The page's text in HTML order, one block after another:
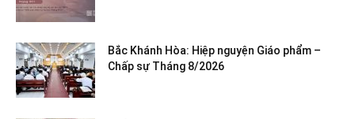
Bắc Khánh Hòa: Hiệp nguyện Giáo phẩm –
Chấp sự Tháng 8/2026